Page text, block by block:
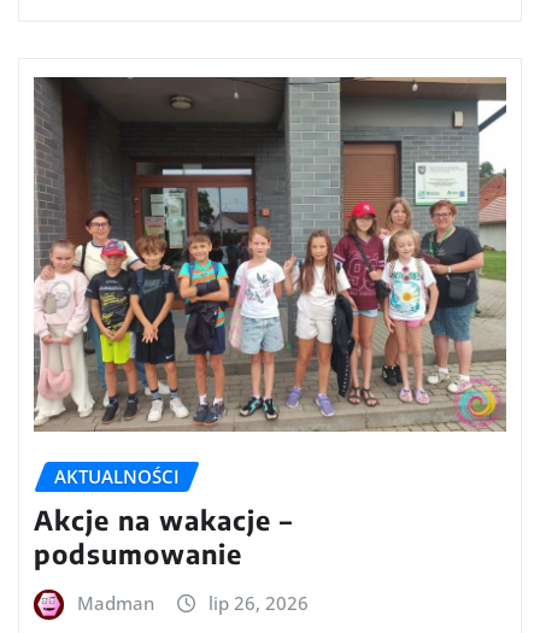
AKTUALNOŚCI
Akcje na wakacje –
podsumowanie
Madman lip 26, 2026